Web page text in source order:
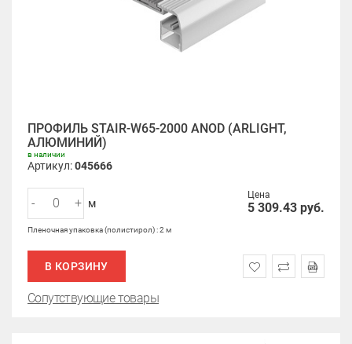
ПРОФИЛЬ STAIR-W65-2000 ANOD (ARLIGHT,
АЛЮМИНИЙ)
в наличии
Артикул:045666
Цена
5 309.43 руб.
- + м
Пленочная упаковка (полистирол) : 2 м
В КОРЗИНУ
Сопутствующие товары